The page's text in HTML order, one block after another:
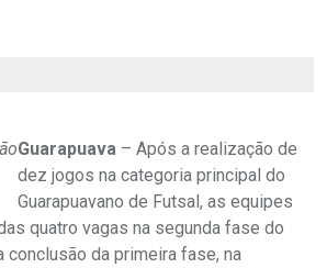
Guarapuava – Após a realização de
dez jogos na categoria principal do
Guarapuavano de Futsal, as equipes
quatro vagas na segunda fase do
conclusão da primeira fase, na